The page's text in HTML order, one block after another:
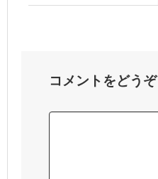
コメントをどうぞ